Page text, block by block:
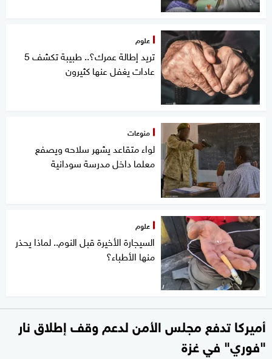
علوم
تريد إطالة عمرك؟.. طبيبة تكشف 5
عادات يغفل عنها كثيرون
منوعات
لواء متقاعد يشهر سلاحه ويصفع
معلما داخل مدرسة سودانية
علوم
السيجارة الأخيرة قبل النوم.. لماذا يحذر
منها الأطباء؟
أميركا تدفع مجلس الأمن لدعم وقف إطلاق نار
"فوري" في غزة